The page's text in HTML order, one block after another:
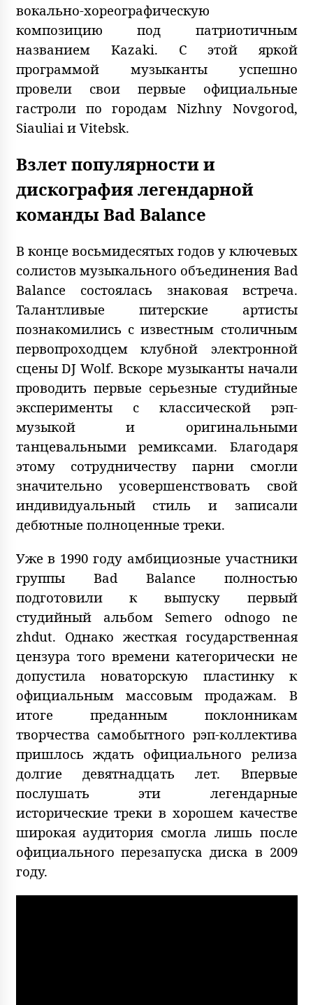
вокально-хореографическую
композицию под патриотичным
названием Kazaki. С этой яркой
программой музыканты успешно
провели свои первые официальные
гастроли по городам Nizhny Novgorod,
Siauliai и Vitebsk.
Взлет популярности и
дискография легендарной
команды Bad Balance
В конце восьмидесятых годов у ключевых
солистов музыкального объединения Bad
Balance состоялась знаковая встреча.
Талантливые питерские артисты
познакомились с известным столичным
первопроходцем клубной электронной
сцены DJ Wolf. Вскоре музыканты начали
проводить первые серьезные студийные
эксперименты с классической рэп-
музыкой и оригинальными
танцевальными ремиксами. Благодаря
этому сотрудничеству парни смогли
значительно усовершенствовать свой
индивидуальный стиль и записали
дебютные полноценные треки.
Уже в 1990 году амбициозные участники
группы Bad Balance полностью
подготовили к выпуску первый
студийный альбом Semero odnogo ne
zhdut. Однако жесткая государственная
цензура того времени категорически не
допустила новаторскую пластинку к
официальным массовым продажам. В
итоге преданным поклонникам
творчества самобытного рэп-коллектива
пришлось ждать официального релиза
долгие девятнадцать лет. Впервые
послушать эти легендарные
исторические треки в хорошем качестве
широкая аудитория смогла лишь после
официального перезапуска диска в 2009
году.